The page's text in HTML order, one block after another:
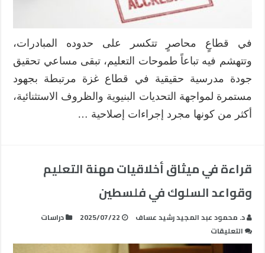
في قطاعٍ محاصرٍ تتكسر على حدوده المبادرات،
وتتهشم فيه تباعاً طموحات التعليم، تبقى مساعي تحقيق
جودة مدرسية حقيقية في قطاع غزة مرتبطة بجهود
مستمرة لمواجهة التحديات البنيوية والظروف الاستثنائية،
أكثر من كونها مجرد إجراءات إصلاحية …
قراءة في ميثاق أخلاقيات مهنة التعليم
وقواعد السلوك في فلسطين
د. محمود عبد المجيد رشيد عساف 2025/07/22
دراسات
التعليقات
قراءة